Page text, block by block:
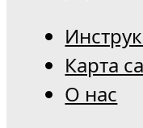
Карта
О нас